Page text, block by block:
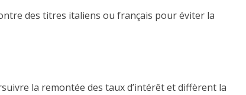
des titres italiens ou français pour éviter la
la remontée des taux d’intérêt et diffèrent la